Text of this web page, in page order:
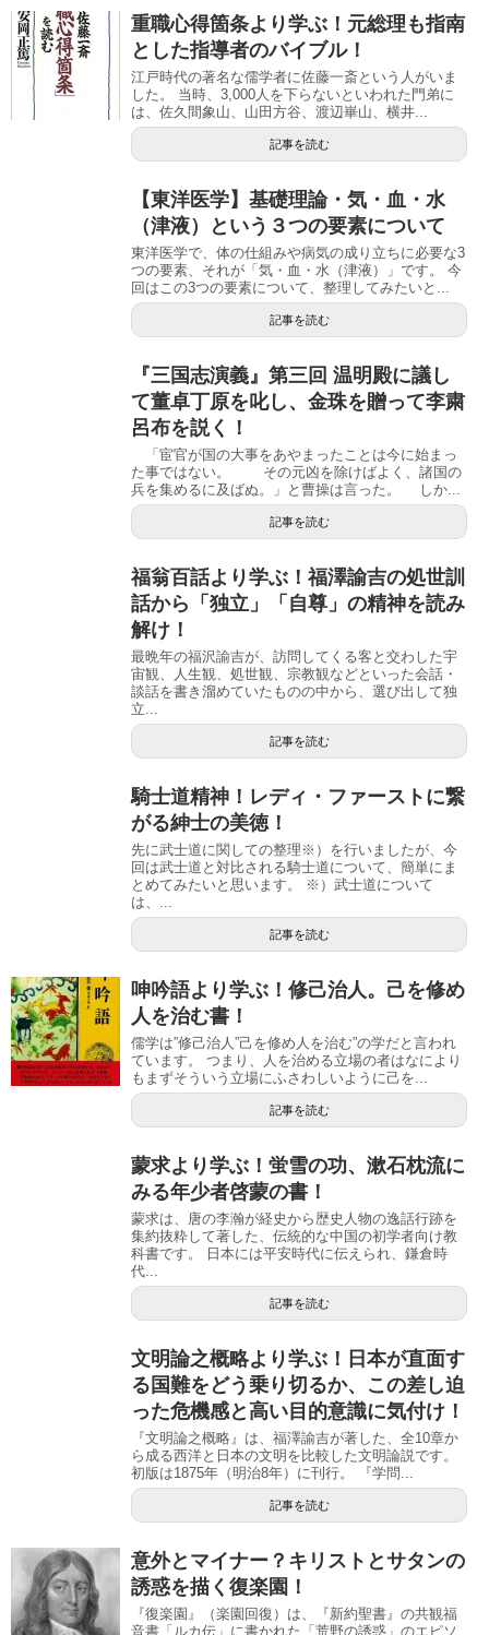
重職心得箇条より学ぶ！元総理も指南
とした指導者のバイブル！
江戸時代の著名な儒学者に佐藤一斎という人がいま
した。 当時、3,000人を下らないといわれた門弟に
は、佐久間象山、山田方谷、渡辺崋山、横井...
記事を読む
【東洋医学】基礎理論・気・血・水
（津液）という３つの要素について
東洋医学で、体の仕組みや病気の成り立ちに必要な3
つの要素、それが「気・血・水（津液）」です。 今
回はこの3つの要素について、整理してみたいと...
記事を読む
『三国志演義』第三回 温明殿に議し
て董卓丁原を叱し、金珠を贈って李粛
呂布を説く！
「宦官が国の大事をあやまったことは今に始まっ
た事ではない。 その元凶を除けばよく、諸国の
兵を集めるに及ばぬ。」と曹操は言った。 しか...
記事を読む
福翁百話より学ぶ！福澤諭吉の処世訓
話から「独立」「自尊」の精神を読み
解け！
最晩年の福沢諭吉が、訪問してくる客と交わした宇
宙観、人生観、処世観、宗教観などといった会話・
談話を書き溜めていたものの中から、選び出して独
立...
記事を読む
騎士道精神！レディ・ファーストに繋
がる紳士の美徳！
先に武士道に関しての整理※）を行いましたが、今
回は武士道と対比される騎士道について、簡単にま
とめてみたいと思います。 ※）武士道について
は、...
記事を読む
呻吟語より学ぶ！修己治人。己を修め
人を治む書！
儒学は”修己治人”己を修め人を治む”の学だと言われ
ています。 つまり、人を治める立場の者はなにより
もまずそういう立場にふさわしいように己を...
記事を読む
蒙求より学ぶ！蛍雪の功、漱石枕流に
みる年少者啓蒙の書！
蒙求は、唐の李瀚が経史から歴史人物の逸話行跡を
集約抜粋して著した、伝統的な中国の初学者向け教
科書です。 日本には平安時代に伝えられ、鎌倉時
代...
記事を読む
文明論之概略より学ぶ！日本が直面す
る国難をどう乗り切るか、この差し迫
った危機感と高い目的意識に気付け！
『文明論之概略』は、福澤諭吉が著した、全10章か
ら成る西洋と日本の文明を比較した文明論説です。
初版は1875年（明治8年）に刊行。 『学問...
記事を読む
意外とマイナー？キリストとサタンの
誘惑を描く復楽園！
『復楽園』（楽園回復）は、『新約聖書』の共観福
音書「ルカ伝」に書かれた「荒野の誘惑」のエピソ